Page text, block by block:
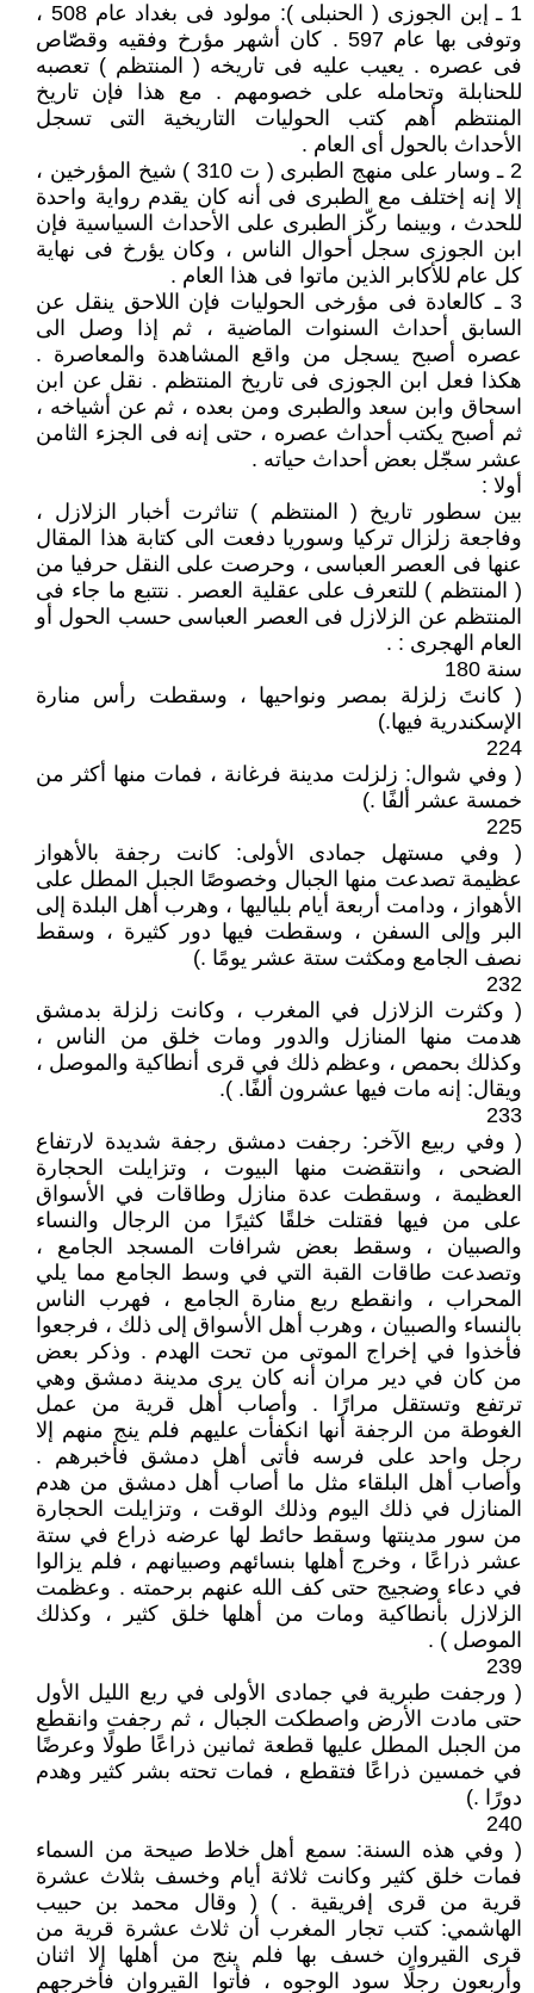
1 ـ إبن الجوزى ( الحنبلى ): مولود فى بغداد عام 508 ،
وتوفى بها عام 597 . كان أشهر مؤرخ وفقيه وقصّاص
فى عصره . يعيب عليه فى تاريخه ( المنتظم ) تعصبه
للحنابلة وتحامله على خصومهم . مع هذا فإن تاريخ
المنتظم أهم كتب الحوليات التاريخية التى تسجل
الأحداث بالحول أى العام .
2 ـ وسار على منهج الطبرى ( ت 310 ) شيخ المؤرخين ،
إلا إنه إختلف مع الطبرى فى أنه كان يقدم رواية واحدة
للحدث ، وبينما ركّز الطبرى على الأحداث السياسية فإن
ابن الجوزى سجل أحوال الناس ، وكان يؤرخ فى نهاية
كل عام للأكابر الذين ماتوا فى هذا العام .
3 ـ كالعادة فى مؤرخى الحوليات فإن اللاحق ينقل عن
السابق أحداث السنوات الماضية ، ثم إذا وصل الى
عصره أصبح يسجل من واقع المشاهدة والمعاصرة .
هكذا فعل ابن الجوزى فى تاريخ المنتظم . نقل عن ابن
اسحاق وابن سعد والطبرى ومن بعده ، ثم عن أشياخه ،
ثم أصبح يكتب أحداث عصره ، حتى إنه فى الجزء الثامن
عشر سجّل بعض أحداث حياته .
أولا :
بين سطور تاريخ ( المنتظم ) تناثرت أخبار الزلازل ،
وفاجعة زلزال تركيا وسوريا دفعت الى كتابة هذا المقال
عنها فى العصر العباسى ، وحرصت على النقل حرفيا من
( المنتظم ) للتعرف على عقلية العصر . نتتبع ما جاء فى
المنتظم عن الزلازل فى العصر العباسى حسب الحول أو
العام الهجرى : .
سنة 180
( كانتَ زلزلة بمصر ونواحيها ، وسقطت رأس منارة
الإسكندرية فيها‏.‏)
224
( وفي شوال‏:‏ زلزلت مدينة فرغانة ، فمات منها أكثر من
خمسة عشر ألفًا ‏.‏)
225
( وفي مستهل جمادى الأولى‏:‏ كانت رجفة بالأهواز
عظيمة تصدعت منها الجبال وخصوصًا الجبل المطل على
الأهواز ، ودامت أربعة أيام بلياليها ، وهرب أهل البلدة إلى
البر وإلى السفن ، وسقطت فيها دور كثيرة ، وسقط
نصف الجامع ومكثت ستة عشر يومًا ‏.‏)
232
( وكثرت الزلازل في المغرب ، وكانت زلزلة بدمشق
هدمت منها المنازل والدور ومات خلق من الناس ،
وكذلك بحمص ، وعظم ذلك في قرى أنطاكية والموصل ،
ويقال‏:‏ إنه مات فيها عشرون ألفًا. ).
233
( وفي ربيع الآخر‏:‏ رجفت دمشق رجفة شديدة لارتفاع
الضحى ، وانتقضت منها البيوت ، وتزايلت الحجارة
العظيمة ، وسقطت عدة منازل وطاقات في الأسواق
على من فيها فقتلت خلقًا كثيرًا من الرجال والنساء
والصبيان ، وسقط بعض شرافات المسجد الجامع ،
وتصدعت طاقات القبة التي في وسط الجامع مما يلي
المحراب ، وانقطع ربع منارة الجامع ، فهرب الناس
بالنساء والصبيان ، وهرب أهل الأسواق إلى ذلك ، فرجعوا
فأخذوا في إخراج الموتى من تحت الهدم ‏.‏ وذكر بعض
من كان في دير مران أنه كان يرى مدينة دمشق وهي
ترتفع وتستقل مرارًا . وأصاب أهل قرية من عمل
الغوطة من الرجفة أنها انكفأت عليهم فلم ينج منهم إلا
رجل واحد على فرسه فأتى أهل دمشق فأخبرهم ‏.‏
وأصاب أهل البلقاء مثل ما أصاب أهل دمشق من هدم
المنازل في ذلك اليوم وذلك الوقت ، وتزايلت الحجارة
من سور مدينتها وسقط حائط لها عرضه ذراع في ستة
عشر ذراعًا ، وخرج أهلها بنسائهم وصبيانهم ، فلم يزالوا
في دعاء وضجيج حتى كف الله عنهم برحمته ‏.‏ وعظمت
الزلازل بأنطاكية ومات من أهلها خلق كثير ، وكذلك
الموصل ) .
239
( ورجفت طبرية في جمادى الأولى في ربع الليل الأول
حتى مادت الأرض واصطكت الجبال ، ثم رجفت وانقطع
من الجبل المطل عليها قطعة ثمانين ذراعًا طولًا وعرضًا
في خمسين ذراعًا فتقطع ، فمات تحته بشر كثير وهدم
دورًا ‏.‏)
240
( وفي هذه السنة‏:‏ سمع أهل خلاط صيحة من السماء
فمات خلق كثير وكانت ثلاثة أيام وخسف بثلاث عشرة
قرية من قرى إفريقية ‏.‏ ) ( وقال محمد بن حبيب
الهاشمي‏:‏ كتب تجار المغرب أن ثلاث عشرة قرية من
قرى القيروان خسف بها فلم ينج من أهلها إلا اثنان
وأربعون رجلًا سود الوجوه ، فأتوا القيروان فأخرجهم